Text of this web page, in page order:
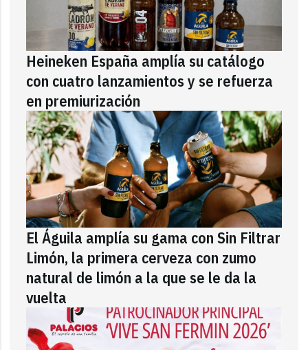
Heineken España amplía su catálogo
con cuatro lanzamientos y se refuerza
en premiurización
El Águila amplía su gama con Sin Filtrar
Limón, la primera cerveza con zumo
natural de limón a la que se le da la
vuelta